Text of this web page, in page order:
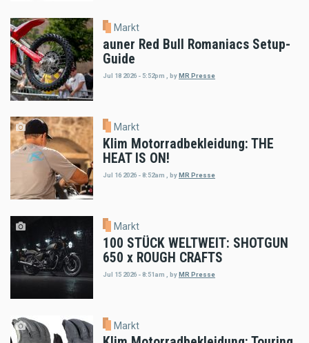
Markt
auner Red Bull Romaniacs Setup-
Guide
Jul 18 2026 - 5:52pm , by MR Presse
Markt
Klim Motorradbekleidung: THE
HEAT IS ON!
Jul 16 2026 - 8:52am byMR Presse
Markt
100 STÜCK WELTWEIT: SHOTGUN
650 x ROUGH CRAFTS
Jul 15 2026 - 8:51am byMR Presse
Markt